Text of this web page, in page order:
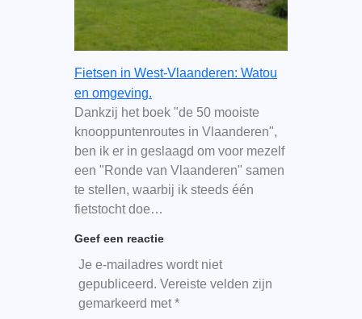
Fietsen in West-Vlaanderen: Watou
en omgeving.
Dankzij het boek "de 50 mooiste
knooppuntenroutes in Vlaanderen",
ben ik er in geslaagd om voor mezelf
een "Ronde van Vlaanderen" samen
te stellen, waarbij ik steeds één
fietstocht doe…
Geef een reactie
Je e-mailadres wordt niet
gepubliceerd. Vereiste velden zijn
gemarkeerd met*